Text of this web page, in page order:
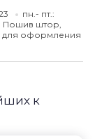
пн.- пт.:
Пошив штор,
для оформления
к